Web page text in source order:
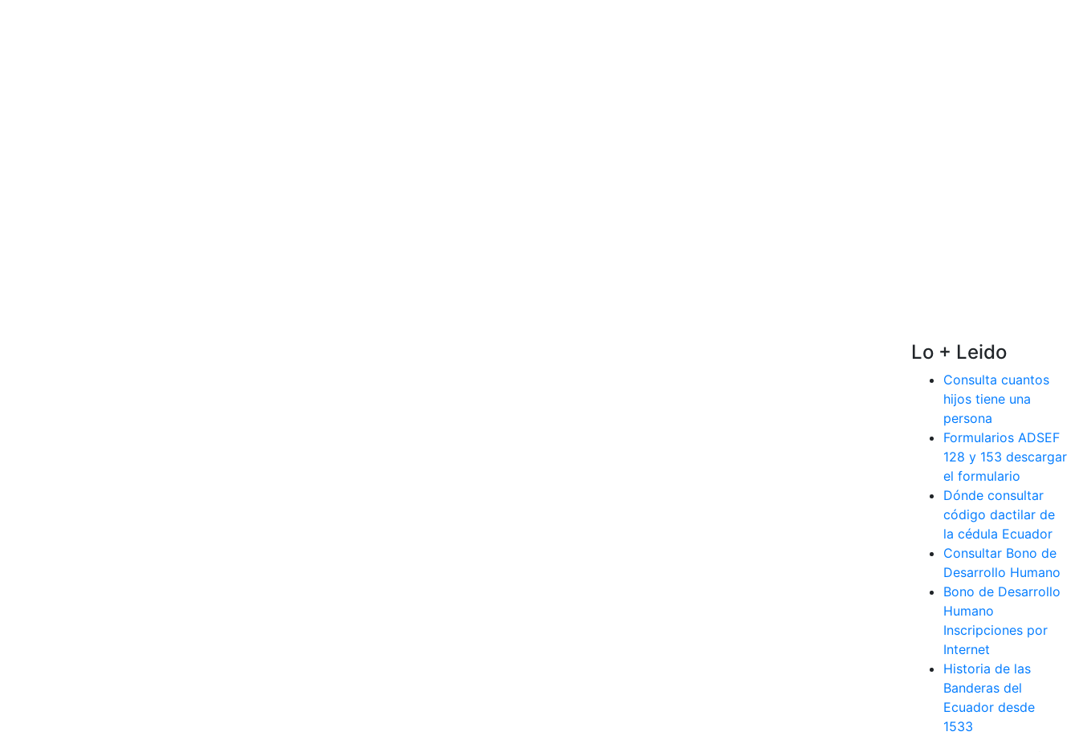
Lo + Leido
Consulta cuantos
hijos tiene una
persona
Formularios ADSEF
128 y 153 descargar
el formulario
Dónde consultar
código dactilar de
la cédula Ecuador
Consultar Bono de
Desarrollo Humano
Bono de Desarrollo
Humano
Inscripciones por
Internet
Historia de las
Banderas del
Ecuador desde
1533